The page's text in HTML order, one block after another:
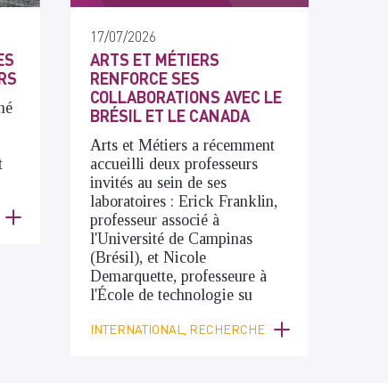
17/07/2026
ARTS ET MÉTIERS
RENFORCE SES
COLLABORATIONS AVEC LE
BRÉSIL ET LE CANADA
Arts et Métiers a récemment
accueilli deux professeurs
invités au sein de ses
laboratoires : Erick Franklin,
professeur associé à
l'Université de Campinas
(Brésil), et Nicole
Demarquette, professeure à
l'École de technologie su
INTERNATIONAL, RECHERCHE